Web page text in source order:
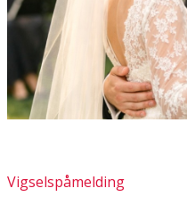
Vigselspåmelding